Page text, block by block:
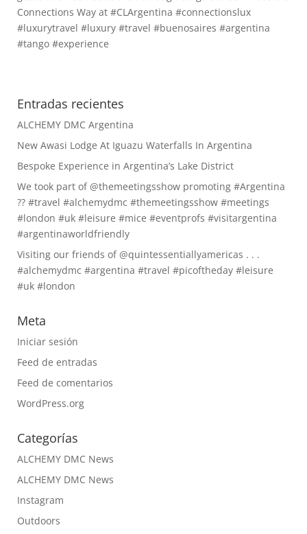
Entradas recientes
ALCHEMY DMC Argentina
New Awasi Lodge At Iguazu Waterfalls In Argentina
Bespoke Experience in Argentina’s Lake District
We took part of @themeetingsshow promoting #Argentina
?? #travel #alchemydmc #themeetingsshow #meetings
#london #uk #leisure #mice #eventprofs #visitargentina
#argentinaworldfriendly
Visiting our friends of @quintessentiallyamericas . . .
#alchemydmc #argentina #travel #picoftheday #leisure
#uk #london
Meta
Iniciar sesión
Feed de entradas
Feed de comentarios
WordPress.org
Categorías
ALCHEMY DMC News
ALCHEMY DMC News
Instagram
Outdoors